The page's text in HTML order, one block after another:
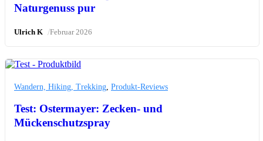
Naturgenuss pur
Ulrich K /Februar 2026
Wandern, Hiking, Trekking, Produkt-Reviews
Test: Ostermayer: Zecken- und
Mückenschutzspray